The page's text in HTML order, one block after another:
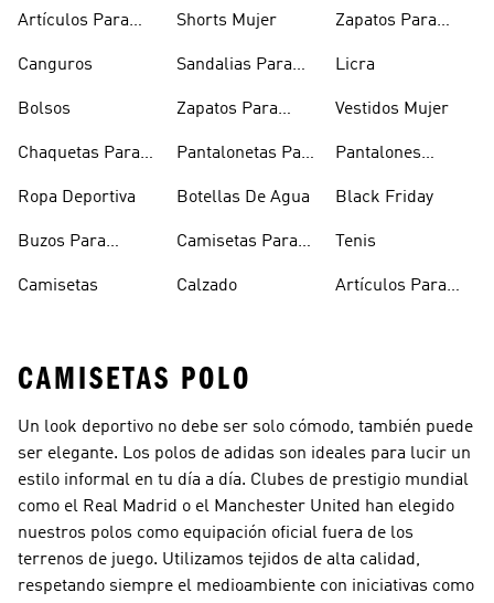
Artículos Para
Canguros
Bolsos
Chaquetas Para
Ropa Deportiva
Buzos Para
Camisetas
Shorts Mujer
Sandalias Para
Zapatos Para
Pantalonetas Para
Botellas De Agua
Camisetas Para
Calzado
Zapatos Para
Licra
Vestidos Mujer
Pantalones
Black Friday
Tenis
Artículos Para
CAMISETAS POLO
Un look deportivo no debe ser solo cómodo, también puede
ser elegante. Los polos de adidas son ideales para lucir un
estilo informal en tu día a día. Clubes de prestigio mundial
como el Real Madrid o el Manchester United han elegido
nuestros polos como equipación oficial fuera de los
terrenos de juego. Utilizamos tejidos de alta calidad,
respetando siempre el medioambiente con iniciativas como